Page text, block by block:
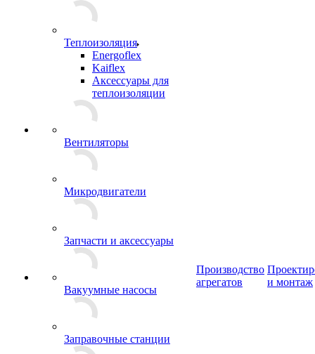
Теплоизоляция
Energoflex
Kaiflex
Аксессуары для
теплоизоляции
Вентиляторы
Микродвигатели
Запчасти и аксессуары
Вакуумные насосы
Заправочные станции
Производство
агрегатов
и монтаж